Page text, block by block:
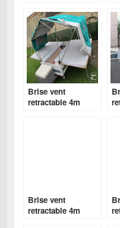
Brise vent
retractable 4m
Brise vent
retractable 4m